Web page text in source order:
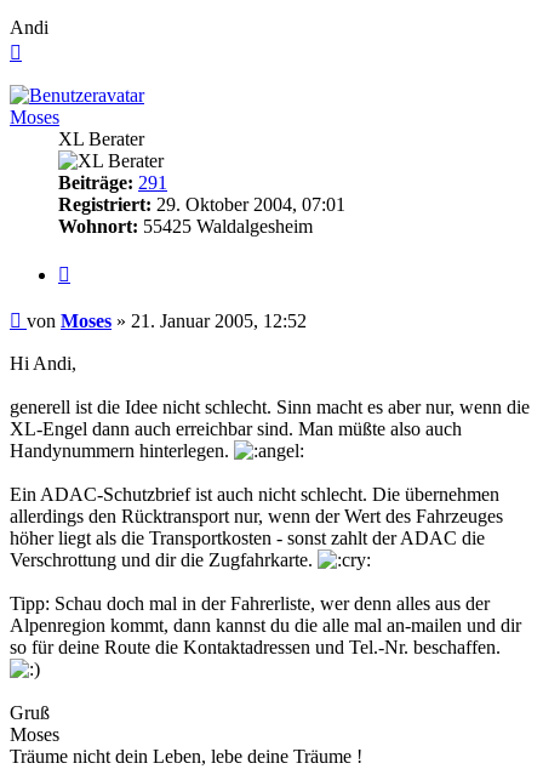
Andi
Moses
XL Berater
Beiträge: 291
Registriert: 29. Oktober 2004, 07:01
Wohnort: 55425 Waldalgesheim
Beitrag
von Moses » 21. Januar 2005, 12:52
Hi Andi,
generell ist die Idee nicht schlecht. Sinn macht es aber nur, wenn die
XL-Engel dann auch erreichbar sind. Man müßte also auch
Handynummern hinterlegen.
Ein ADAC-Schutzbrief ist auch nicht schlecht. Die übernehmen
allerdings den Rücktransport nur, wenn der Wert des Fahrzeuges
höher liegt als die Transportkosten - sonst zahlt der ADAC die
Verschrottung und dir die Zugfahrkarte.
Tipp: Schau doch mal in der Fahrerliste, wer denn alles aus der
Alpenregion kommt, dann kannst du die alle mal an-mailen und dir
so für deine Route die Kontaktadressen und Tel.-Nr. beschaffen.
Gruß
Moses
Träume nicht dein Leben, lebe deine Träume !